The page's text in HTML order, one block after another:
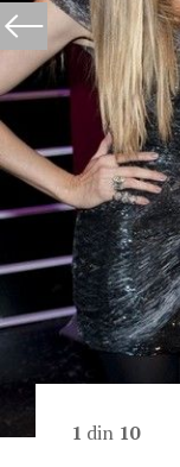
1 din 10